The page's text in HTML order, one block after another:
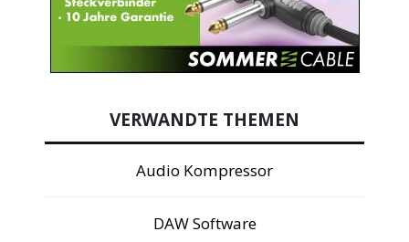
VERWANDTE THEMEN
Audio Kompressor
DAW Software